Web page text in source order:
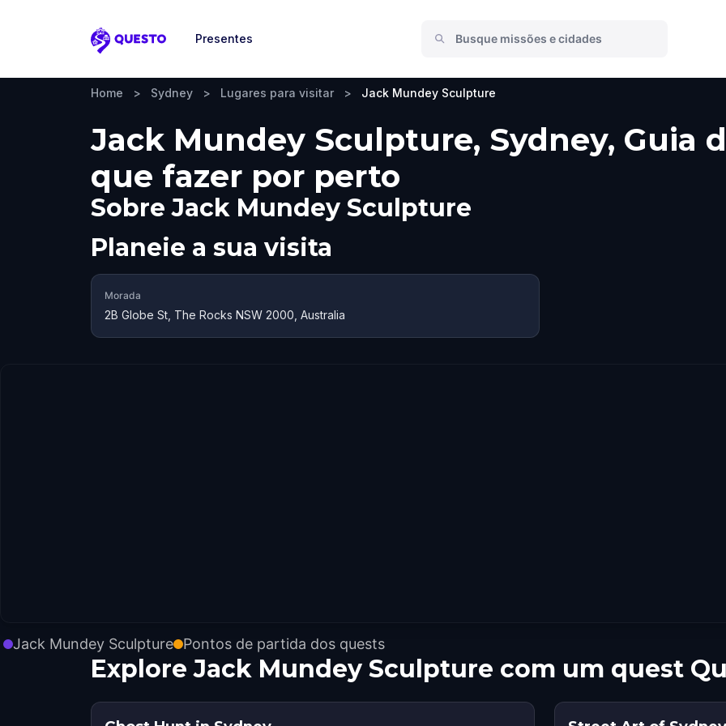
Questo
Presentes
Home > Sydney > Lugares para visitar > Jack Mundey Sculpture
Jack Mundey Sculpture, Sydney, Guia
que fazer por perto
Sobre Jack Mundey Sculpture
Planeie a sua visita
Morada
2B Globe St, The Rocks NSW 2000, Australia
Jack Mundey Sculpture Pontos de partida dos quests
Explore Jack Mundey Sculpture com um quest